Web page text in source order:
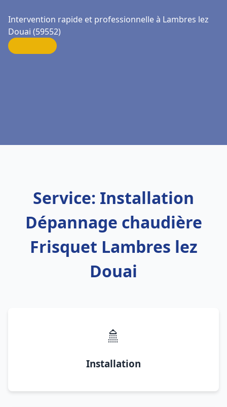
Intervention rapide et professionnelle à Lambres lez
Douai (59552)
Service: Installation
Dépannage chaudière
Frisquet Lambres lez
Douai
🚿
Installation